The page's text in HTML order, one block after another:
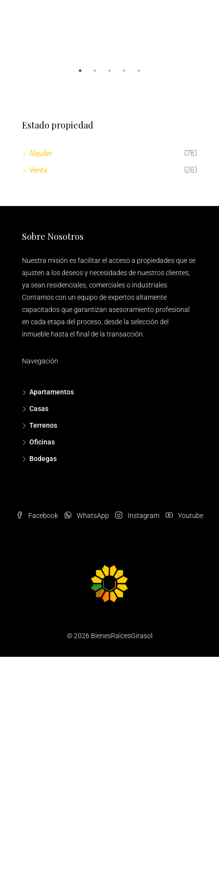
Estado propiedad
Alquiler
(78)
Venta
(26)
Sobre Nosotros
Nuestra misión es facilitar el acceso a propiedades que se
ajusten a los deseos y necesidades de nuestros clientes,
ya sean residenciales, comerciales o industriales.
Contamos con un equipo de expertos altamente
capacitados que garantizan asesoramiento profesional
en cada etapa del proceso, desde la selección del
inmueble hasta el final de la transacción.
Navegación
Apartamentos
Casas
Terrenos
Oficinas
Bodegas
Facebook WhatsApp Instagram Youtube
© 2026 BienesRaìcesGirasol